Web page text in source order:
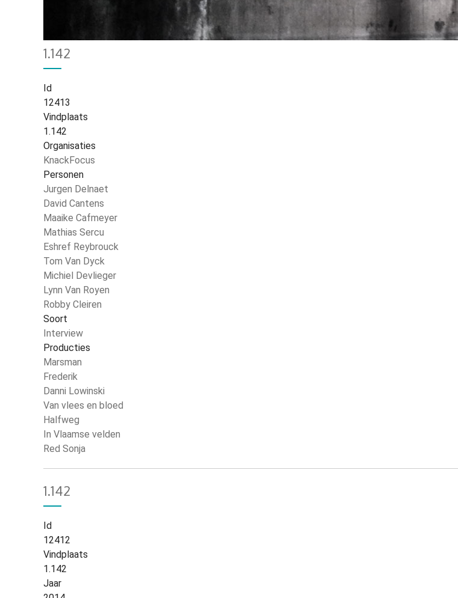
Kruimelpad
1.142
Id
12413
Vindplaats
1.142
Organisaties
KnackFocus
Personen
Jurgen Delnaet
David Cantens
Maaike Cafmeyer
Mathias Sercu
Eshref Reybrouck
Tom Van Dyck
Michiel Devlieger
Lynn Van Royen
Robby Cleiren
Soort
Interview
Producties
Marsman
Frederik
Danni Lowinski
Van vlees en bloed
Halfweg
In Vlaamse velden
Red Sonja
1.142
Id
12412
Vindplaats
1.142
Jaar